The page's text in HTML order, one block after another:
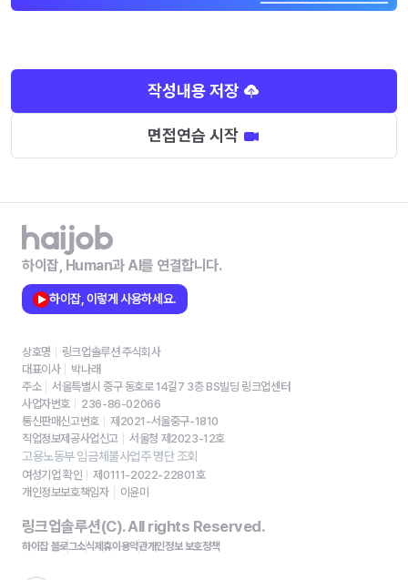
작성내용 저장
면접연습 시작
하이잡, Human과 AI를 연결합니다.
하이잡, 이렇게 사용하세요.
상호명
링크업솔루션 주식회사
대표이사
박나래
주소
서울특별시 중구 동호로 14길7 3층 BS빌딩 링크업센터
사업자번호
236-86-02066
통신판매신고번호
제2021-서울중구-1810
직업정보제공사업신고
서울청 제2023-12호
고용노동부 임금체불사업주 명단 조회
여성기업 확인
제0111-2022-22801호
개인정보보호책임자
이윤미
링크업솔루션(C). All rights Reserved.
하이잡 블로그소식제휴이용약관개인정보 보호정책